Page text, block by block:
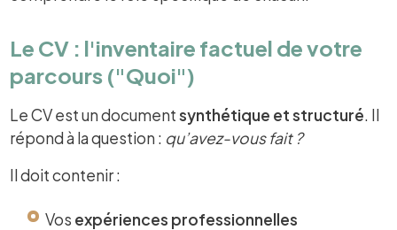
Le CV : l'inventaire factuel de votre
parcours ("Quoi")
Le CV est un documentsynthétique et structuré. Il
répond à la question : qu’avez-vous fait ?
Il doit contenir :
Vos expériences professionnelles